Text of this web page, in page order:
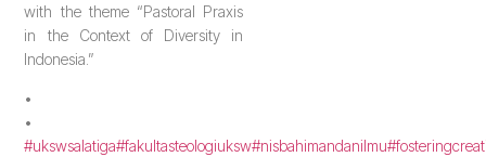
with the theme “Pastoral Praxis
in the Context of Diversity in
Indonesia.”
•
•
#ukswsalatiga#fakultasteologiuksw#nisbahimandanilmu